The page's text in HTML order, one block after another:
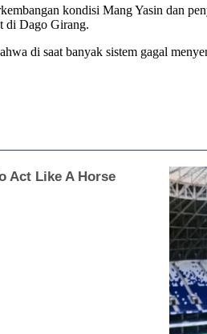
kondisi Mang Yasin dan
di Dago Girang.
di saat banyak sistem gagal